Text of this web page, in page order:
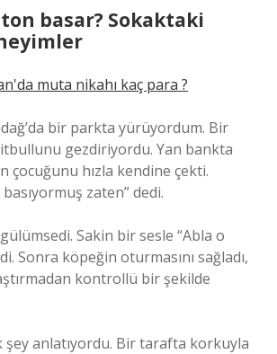
basar? Sokaktaki
muta nikahı kaç para ?
bir parkta yürüyordum. Bir
gezdiriyordu. Yan bankta
çocuğunu hızla kendine çekti.
zaten” dedi.
Sakin bir sesle “Abla o
Sonra köpeğin oturmasını sağladı,
kontrollü bir şekilde
şey anlatıyordu. Bir tarafta korkuyla